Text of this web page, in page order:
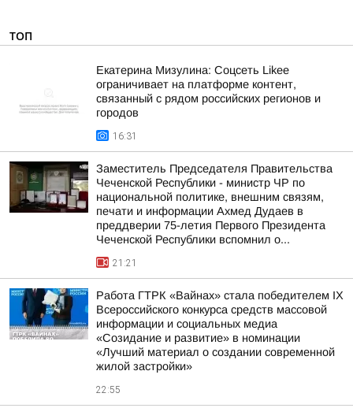
ТОП
Екатерина Мизулина: Соцсеть Likee
ограничивает на платформе контент,
связанный с рядом российских регионов и
городов
16:31
Заместитель Председателя Правительства
Чеченской Республики - министр ЧР по
национальной политике, внешним связям,
печати и информации Ахмед Дудаев в
преддверии 75-летия Первого Президента
Чеченской Республики вспомнил о...
21:21
Работа ГТРК «Вайнах» стала победителем IX
Всероссийского конкурса средств массовой
информации и социальных медиа
«Созидание и развитие» в номинации
«Лучший материал о создании современной
жилой застройки»
22:55